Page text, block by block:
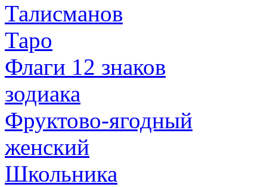
Талисманов
Таро
Флаги 12 знаков
зодиака
Фруктово-ягодный
женский
Школьника